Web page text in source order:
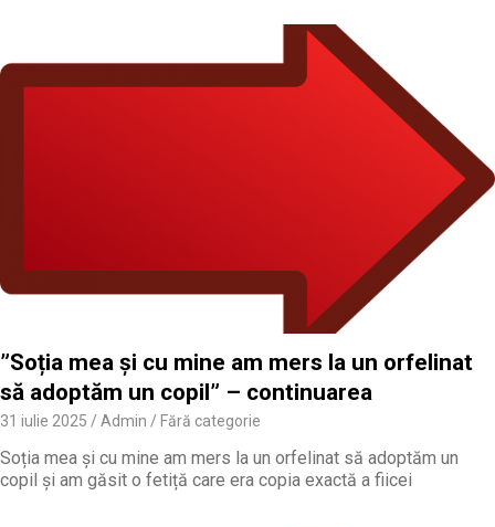
”Soția mea și cu mine am mers la un orfelinat
să adoptăm un copil” – continuarea
31 iulie 2025 Admin Fără categorie
Soția mea și cu mine am mers la un orfelinat să adoptăm un
copil și am găsit o fetiță care era copia exactă a fiicei